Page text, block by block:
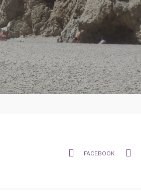
FACEBOOK